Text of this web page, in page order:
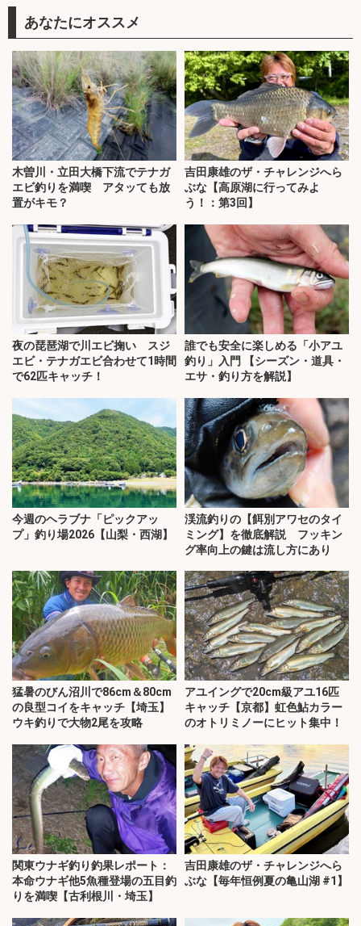
あなたにオススメ
木曽川・立田大橋下流でテナガ
エビ釣りを満喫 アタッても放
置がキモ？
吉田康雄のザ・チャレンジへら
ぶな【高原湖に行ってみよ
う！：第3回】
夜の琵琶湖で川エビ掬い スジ
エビ・テナガエビ合わせて1時間
で62匹キャッチ！
誰でも安全に楽しめる「小アユ
釣り」入門 【シーズン・道具・
エサ・釣り方を解説】
今週のヘラブナ「ピックアッ
プ」釣り場2026【山梨・西湖】
渓流釣りの【餌別アワセのタイ
ミング】を徹底解説 フッキン
グ率向上の鍵は流し方にあり
猛暑のびん沼川で86cm＆80cm
の良型コイをキャッチ【埼玉】
ウキ釣りで大物2尾を攻略
アユイングで20cm級アユ16匹
キャッチ【京都】虹色鮎カラー
のオトリミノーにヒット集中！
関東ウナギ釣り釣果レポート：
本命ウナギ他5魚種登場の五目釣
りを満喫【古利根川・埼玉】
吉田康雄のザ・チャレンジへら
ぶな【毎年恒例夏の亀山湖 #1】